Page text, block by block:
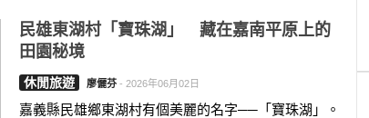
民雄東湖村「寶珠湖」 藏在嘉南平原上的
田園秘境
休閒旅遊 廖儷芬 - 2026年06月02日
嘉義縣民雄鄉東湖村有個美麗的名字──「寶珠湖」。